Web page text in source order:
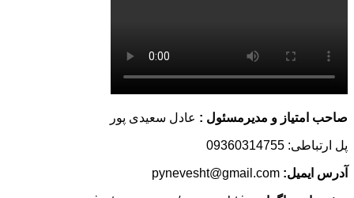
صاحب امتیاز و مدیرمسئول : عادل سعیدی پور
پل ارتباطی: 09360314755
آدرس ایمیل: